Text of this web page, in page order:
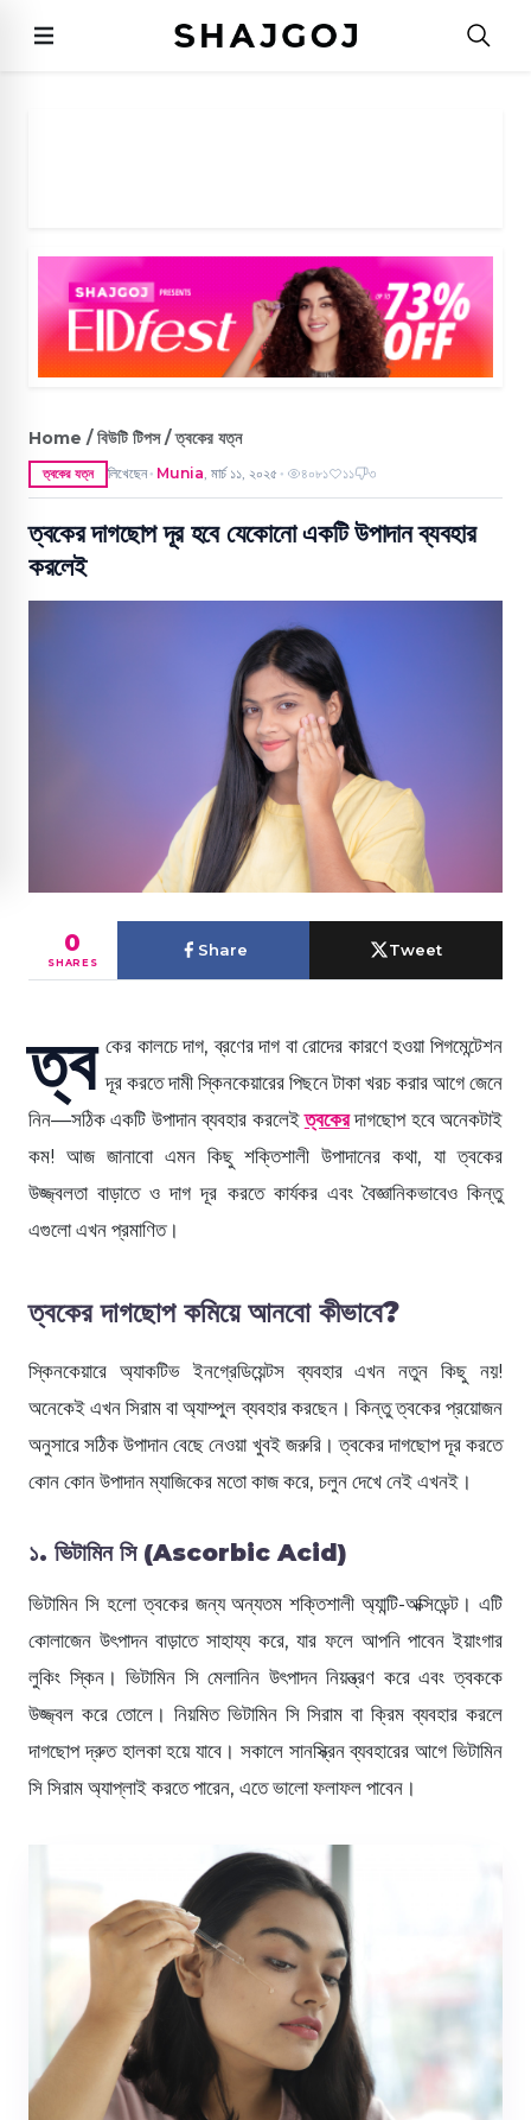
Home / বিউটি টিপস / ত্বকের যত্ন
ত্বকের যত্ন লিখেছেন ● Munia, মার্চ ১১, ২০২৫ ● ৪০৮১ ১১ ৩
ত্বকের দাগছোপ দূর হবে যেকোনো একটি উপাদান ব্যবহার
করলেই
0
SHARES
Share Tweet
ত্ব কের কালচে দাগ, ব্রণের দাগ বা রোদের কারণে হওয়া পিগমেন্টেশন
দূর করতে দামী স্কিনকেয়ারের পিছনে টাকা খরচ করার আগে জেনে
নিন—সঠিক একটি উপাদান ব্যবহার করলেইত্বকেরদাগছোপ হবে অনেকটাই
কম! আজ জানাবো এমন কিছু শক্তিশালী উপাদানের কথা, যা ত্বকের
উজ্জ্বলতা বাড়াতে ও দাগ দূর করতে কার্যকর এবং বৈজ্ঞানিকভাবেও কিন্তু
এগুলো এখন প্রমাণিত।
ত্বকের দাগছোপ কমিয়ে আনবো কীভাবে?
স্কিনকেয়ারে অ্যাকটিভ ইনগ্রেডিয়েন্টস ব্যবহার এখন নতুন কিছু নয়!
অনেকেই এখন সিরাম বা অ্যাম্পুল ব্যবহার করছেন। কিন্তু ত্বকের প্রয়োজন
অনুসারে সঠিক উপাদান বেছে নেওয়া খুবই জরুরি। ত্বকের দাগছোপ দূর করতে
কোন কোন উপাদান ম্যাজিকের মতো কাজ করে, চলুন দেখে নেই এখনই।
১. ভিটামিন সি (Ascorbic Acid)
ভিটামিন সি হলো ত্বকের জন্য অন্যতম শক্তিশালী অ্যান্টি-অক্সিডেন্ট। এটি
কোলাজেন উৎপাদন বাড়াতে সাহায্য করে, যার ফলে আপনি পাবেন ইয়াংগার
লুকিং স্কিন। ভিটামিন সি মেলানিন উৎপাদন নিয়ন্ত্রণ করে এবং ত্বককে
উজ্জ্বল করে তোলে। নিয়মিত ভিটামিন সি সিরাম বা ক্রিম ব্যবহার করলে
দাগছোপ দ্রুত হালকা হয়ে যাবে। সকালে সানস্ক্রিন ব্যবহারের আগে ভিটামিন
সি সিরাম অ্যাপ্লাই করতে পারেন, এতে ভালো ফলাফল পাবেন।